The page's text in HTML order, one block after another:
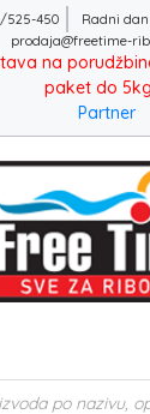
525-450
Radni dan
prodaja@freetime-
na
paket do
Partner